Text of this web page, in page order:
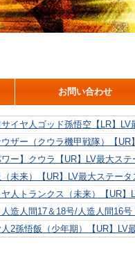
お問い合わせ
イヤ人ゴッド孫悟空【LR】LV
ザー（クウラ機甲戦隊）【UR
ー】クウラ【UR】LV最大ステ
未来）【UR】LV最大ステータ
人トランクス（未来）【UR】
造人間17＆18号/人造人間16号
2孫悟飯（少年期）【UR】LV
リン【UR】LV最大ステータス